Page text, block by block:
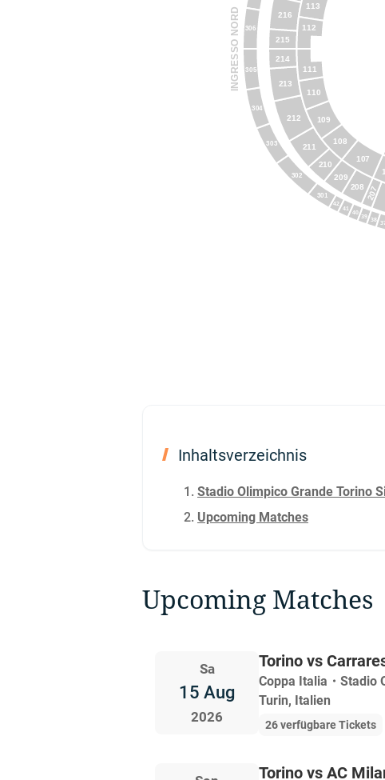
107
108
109
110
111
112
113
207
208
209
210
211
212
213
214
215
216
301
302
303
304
305
306
38
39
40
41
42
INGRESSO NORD
Inhaltsverzeichnis
Stadio Olimpico Grande Torino
Upcoming Matches
Upcoming Matches
Sa
15 Aug
2026
Torino vs
Coppa Italia ・ Stadio
Turin, Italien
26 verfügbare Tickets
Torino vs AC